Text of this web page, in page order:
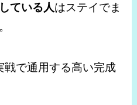
ている人はステイでま
で通用する高い完成